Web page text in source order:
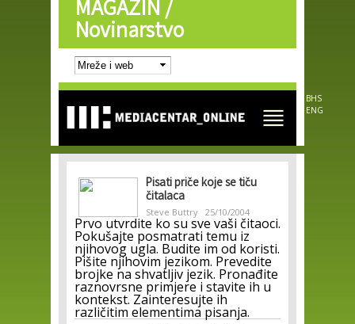
Skip to
main
content
MAGAZIN /
Novinarstvo
BHS
ENG
Pisati priče koje se tiču
čitalaca
Steve Buttry 25/10/2004
Prvo utvrdite ko su sve vaši čitaoci.
Pokušajte posmatrati temu iz
njihovog ugla. Budite im od koristi.
Pišite njihovim jezikom. Prevedite
brojke na shvatljiv jezik. Pronađite
raznovrsne primjere i stavite ih u
kontekst. Zainteresujte ih
različitim elementima pisanja.